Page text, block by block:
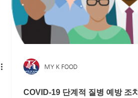
MY K FOOD
COVID-19 단계적 질병 예방 조치